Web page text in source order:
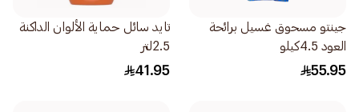
جينتو مسحوق غسيل برائحة
العود 4.5كيلو
55.95
تايد سائل حماية الألوان الداكنة
2.5لتر
41.95